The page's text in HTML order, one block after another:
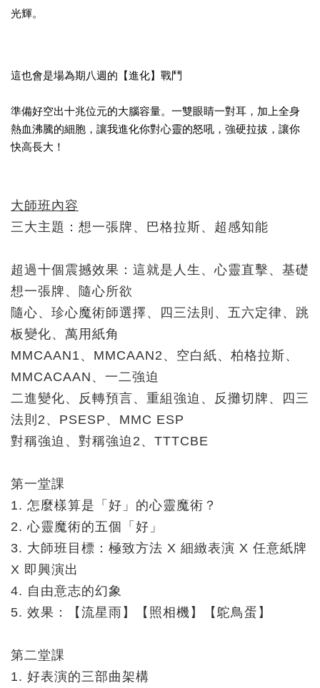
光輝。
這也會是場為期八週的【進化】戰鬥
準備好空出十兆位元的大腦容量。一雙眼睛一對耳，加上全身
熱血沸騰的細胞，讓我進化你對心靈的怒吼，強硬拉拔，讓你
快高長大！
大師班內容
三大主題：想一張牌、巴格拉斯、超感知能
超過十個震撼效果：這就是人生、心靈直擊、基礎
想一張牌、隨心所欲
隨心、珍心魔術師選擇、四三法則、五六定律、跳
板變化、萬用紙角
MMCAAN1、MMCAAN2、空白紙、柏格拉斯、
MMCACAAN、一二強迫
二進變化、反轉預言、重組強迫、反攤切牌、四三
法則2、PSESP、MMC ESP
對稱強迫、對稱強迫2、TTTCBE
第一堂課
1. 怎麼樣算是「好」的心靈魔術？
2. 心靈魔術的五個「好」
3. 大師班目標：極致方法 X 細緻表演 X 任意紙牌
X 即興演出
4. 自由意志的幻象
5. 效果：【流星雨】【照相機】【鴕鳥蛋】
第二堂課
1. 好表演的三部曲架構